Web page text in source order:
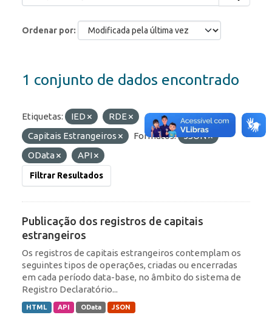
Ordenar por
1 conjunto de dados encontrado
Etiquetas: IED
RDE
Capitais Estrangeiros
Formatos:
JSON
OData
API
Filtrar Resultados
Publicação dos registros de capitais
estrangeiros
Os registros de capitais estrangeiros contemplam os
seguintes tipos de operações, criadas ou encerradas
em cada período data-base, no âmbito do sistema de
Registro Declaratório...
HTML API OData JSON